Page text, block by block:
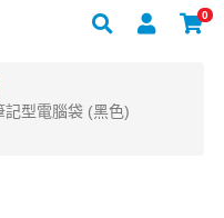
0
型電腦袋 (黑色)